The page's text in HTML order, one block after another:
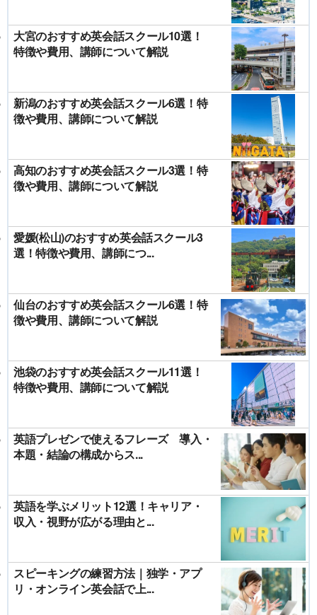
大宮のおすすめ英会話スクール10選！
特徴や費用、講師について解説
新潟のおすすめ英会話スクール6選！特
徴や費用、講師について解説
高知のおすすめ英会話スクール3選！特
徴や費用、講師について解説
愛媛(松山)のおすすめ英会話スクール3
選！特徴や費用、講師につ...
仙台のおすすめ英会話スクール6選！特
徴や費用、講師について解説
池袋のおすすめ英会話スクール11選！
特徴や費用、講師について解説
英語プレゼンで使えるフレーズ 導入・
本題・結論の構成からス...
英語を学ぶメリット12選！キャリア・
収入・視野が広がる理由と...
スピーキングの練習方法｜独学・アプ
リ・オンライン英会話で上...